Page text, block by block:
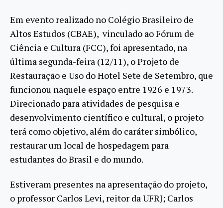
Em evento realizado no Colégio Brasileiro de
Altos Estudos (CBAE), vinculado ao Fórum de
Ciência e Cultura (FCC), foi apresentado, na
última segunda-feira (12/11), o Projeto de
Restauração e Uso do Hotel Sete de Setembro, que
funcionou naquele espaço entre 1926 e 1973.
Direcionado para atividades de pesquisa e
desenvolvimento científico e cultural, o projeto
terá como objetivo, além do caráter simbólico,
restaurar um local de hospedagem para
estudantes do Brasil e do mundo.
Estiveram presentes na apresentação do projeto,
o professor Carlos Levi, reitor da UFRJ; Carlos